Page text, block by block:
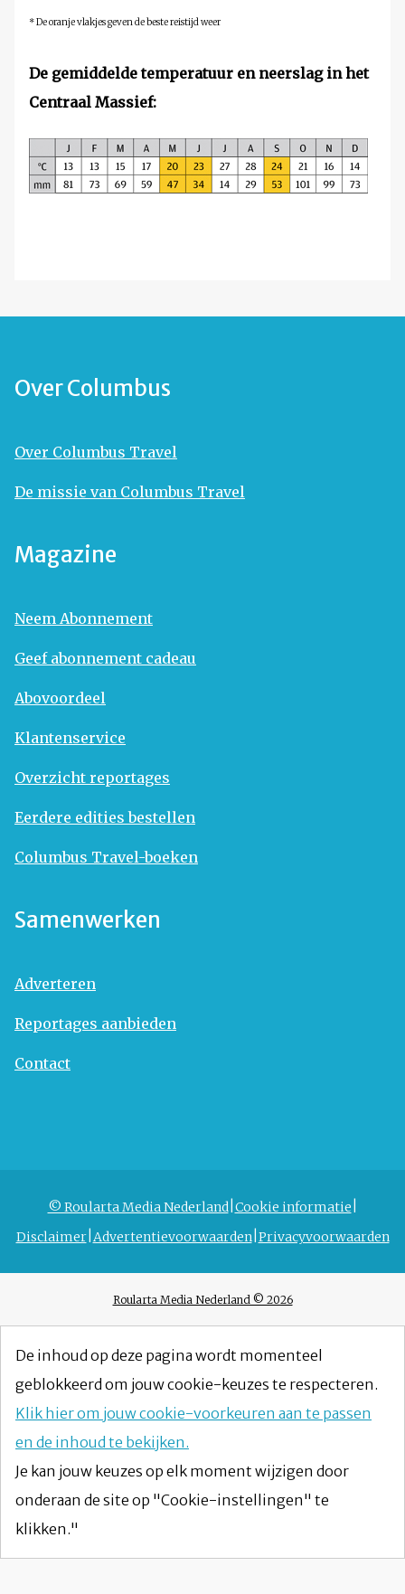
* De oranje vlakjes geven de beste reistijd weer
De gemiddelde temperatuur en neerslag inhet
Centraal Massief:
Over Columbus
Over Columbus Travel
De missie van Columbus Travel
Magazine
Neem Abonnement
Geef abonnement cadeau
Abovoordeel
Klantenservice
Overzicht reportages
Eerdere edities bestellen
Columbus Travel-boeken
Samenwerken
Adverteren
Reportages aanbieden
Contact
© Roularta Media Nederland Cookie informatie
Disclaimer Advertentievoorwaarden Privacyvoorwaarden
Roularta Media Nederland © 2026
De inhoud op deze pagina wordt momenteel
geblokkeerd om jouw cookie-keuzes te respecteren.
Klik hier om jouw cookie-voorkeuren aan te passen
en de inhoud te bekijken.
Je kan jouw keuzes op elk moment wijzigen door
onderaan de site op "Cookie-instellingen" te
klikken."